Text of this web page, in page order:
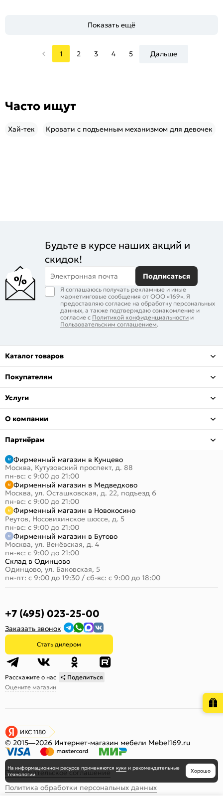
Показать ещё
1 2 3 4 5 Дальше
Часто ищут
Хай-тек Кровати с подъемным механизмом для девочек
Будьте в курсе наших акций и
скидок!
Электронная почта Подписаться
Я соглашаюсь получать рекламные и иные
маркетинговые сообщения от ООО «169». Я
предоставляю согласие на обработку персональных
данных, а также подтверждаю ознакомление и
согласие с Политикой конфиденциальности и
Пользовательским соглашением.
Каталог товаров
Покупателям
Услуги
О компании
Партнёрам
Фирменный магазин в Кунцево
Москва, Кутузовский проспект, д. 88
пн-вс: с 9:00 до 21:00
Фирменный магазин в Медведково
Москва, ул. Осташковская, д. 22, подъезд 6
пн-вс: с 9:00 до 21:00
Фирменный магазин в Новокосино
Реутов, Носовихинское шоссе, д. 5
пн-вс: с 9:00 до 21:00
Фирменный магазин в Бутово
Москва, ул. Венёвская, д. 4
пн-вс: с 9:00 до 21:00
Склад в Одинцово
Одинцово, ул. Баковская, 5
пн-пт: с 9:00 до 19:30 / сб-вс: с 9:00 до 18:00
+7 (495) 023-25-00
Заказать звонок
Стать дилером
Расскажите о нас
Поделиться
Оцените магазин
ИКС 1180
© 2015—2026 Интернет-магазин мебели Mebel169.ru
Пользовательское соглашение
Политика обработки персональных данных
На информационном ресурсе применяются куки и рекомендательные
технологии
Хорошо